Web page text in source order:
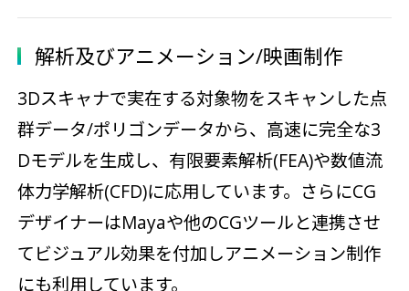
解析及びアニメーション/映画制作
3Dスキャナで実在する対象物をスキャンした点
群データ/ポリゴンデータから、高速に完全な3
Dモデルを生成し、有限要素解析(FEA)や数値流
体力学解析(CFD)に応用しています。さらにCG
デザイナーはMayaや他のCGツールと連携させ
てビジュアル効果を付加しアニメーション制作
にも利用しています。